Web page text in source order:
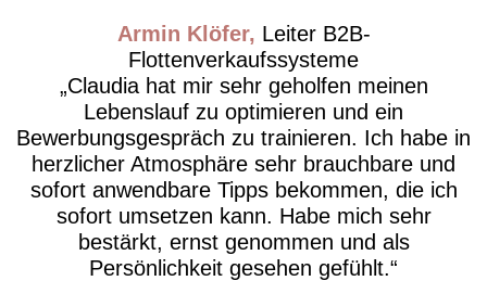
Armin Klöfer
Leiter B2B-
Flottenverkaufssysteme
Claudia hat mir sehr geholfen meinen
Lebenslauf zu optimieren und ein
Bewerbungsgespräch zu trainieren. Ich habe in
herzlicher Atmosphäre sehr brauchbare und
sofort anwendbare Tipps bekommen, die ich
sofort umsetzen kann. Habe mich sehr
bestärkt, ernst genommen und als
Persönlichkeit gesehen gefühlt.